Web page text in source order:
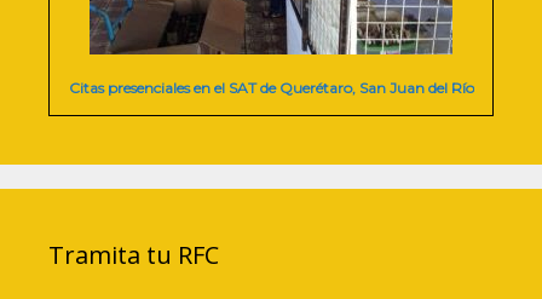
Citas presenciales en el SAT de Querétaro, San Juan del Río
Tramita tu RFC